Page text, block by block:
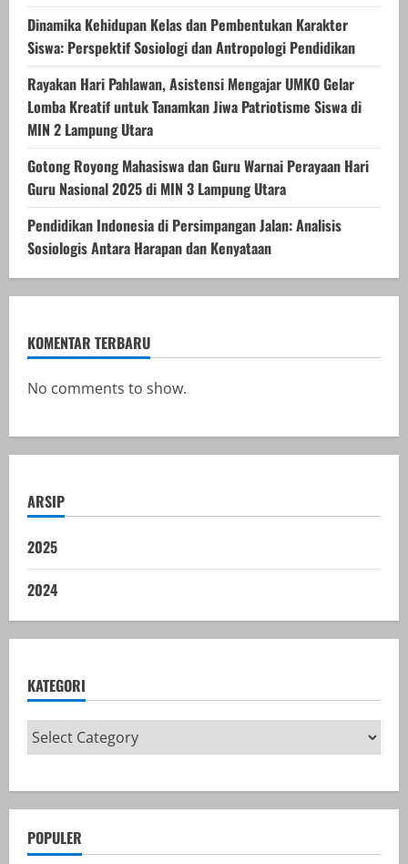
Dinamika Kehidupan Kelas dan Pembentukan Karakter
Siswa: Perspektif Sosiologi dan Antropologi Pendidikan
Rayakan Hari Pahlawan, Asistensi Mengajar UMKO Gelar
Lomba Kreatif untuk Tanamkan Jiwa Patriotisme Siswa di
MIN 2 Lampung Utara
Gotong Royong Mahasiswa dan Guru Warnai Perayaan Hari
Guru Nasional 2025 di MIN 3 Lampung Utara
Pendidikan Indonesia di Persimpangan Jalan: Analisis
Sosiologis Antara Harapan dan Kenyataan
KOMENTAR TERBARU
No comments to show.
ARSIP
2025
2024
KATEGORI
POPULER